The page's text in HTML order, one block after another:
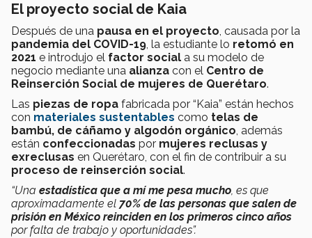
El proyecto social de Kaia
Después de una pausa en el proyecto, causada por la
pandemia del COVID-19, la estudiante lo retomó en
2021 e introdujo el factor social a su modelo de
negocio mediante una alianza con el Centro de
Reinserción Social de mujeres de Querétaro.
Las piezas de ropa fabricada por “Kaia” están hechos
con materiales sustentables como telas de
bambú, de cáñamo y algodón orgánico, además
están confeccionadas por mujeres reclusas y
exreclusas en Querétaro, con el fin de contribuir a su
proceso de reinserción social.
“Una estadística que a mí me pesa mucho, es que
aproximadamente el 70% de las personas que salen de
prisión en México reinciden en los primeros cinco años
por falta de trabajo y oportunidades”.